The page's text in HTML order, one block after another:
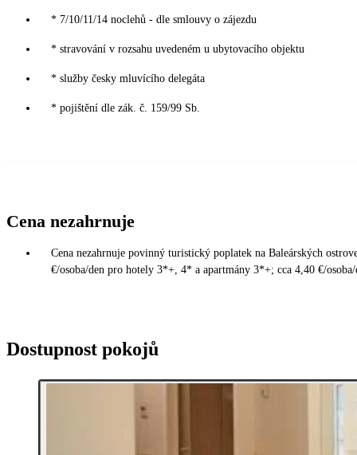
* 7/10/11/14 noclehů - dle smlouvy o zájezdu
* stravování v rozsahu uvedeném u ubytovacího objektu
* služby česky mluvícího delegáta
* pojištění dle zák. č. 159/99 Sb.
Cena nezahrnuje
Cena nezahrnuje povinný turistický poplatek na Baleárských
€/osoba/den pro hotely 3*+, 4* a apartmány 3*+; cca 4,40 €/
Dostupnost pokojů